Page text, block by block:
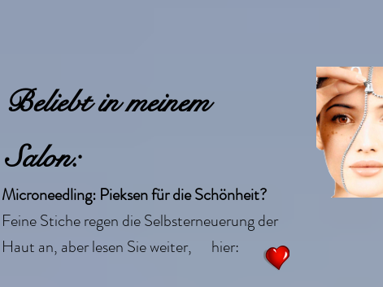
Beliebt in meinem
Salon:
Microneedling: Pieksen für die Schönheit?
Feine Stiche regen die Selbsterneuerung der
Haut an, aber lesen Sie weiter, hier: